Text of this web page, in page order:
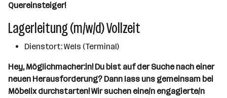
Quereinsteiger!
Lagerleitung (m/w/d) Vollzeit
Dienstort: Wels (Terminal)
Hey, Möglichmacher:in! Du bist auf der Suche nach einer
neuen Herausforderung? Dann lass uns gemeinsam bei
Möbelix durchstarten! Wir suchen eine/n engagierte/n